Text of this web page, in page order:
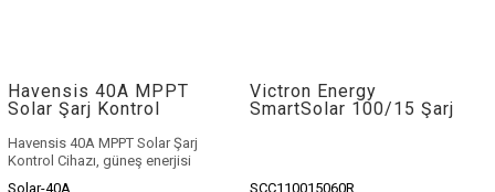
Havensis 40A MPPT
Solar Şarj Kontrol
Havensis 40A MPPT Solar Şarj
Kontrol Cihazı , güneş enerjisi
Solar-40A
Victron Energy
SmartSolar 100/15 Şarj
SCC110015060R